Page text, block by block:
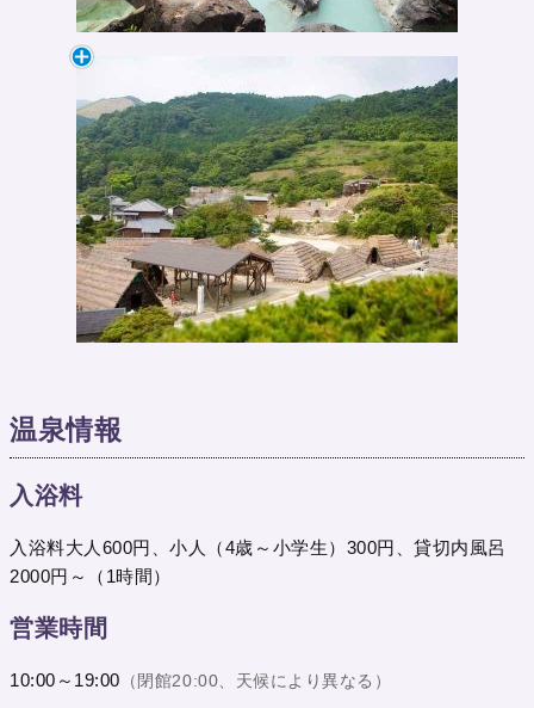
温泉情報
入浴料
入浴料大人600円、小人（4歳～小学生）300円、貸切内風呂
2000円～（1時間）
営業時間
10:00～19:00 （閉館20:00、天候により異なる）